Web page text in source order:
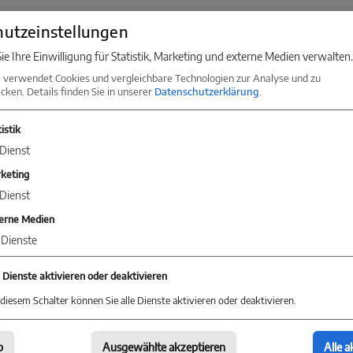
beim Wohnungsverkauf
sich, einenImmobilienexpertenmit dem
Sie jemanden, der sich rechtlich auskennt und
hilft. Denn wenn Sie einen passenden
schwerfallen stichhaltige Argumente gegen
Ihre Einwilligung für Statistik, Marketing und externe Medien verwalten.
Cookies und vergleichbare Technologien zur Analyse und zu
Details finden Sie in unserer Datenschutzerklärung.
Dienst
Dienst
Medien
Dienste
Dienste aktivieren oder deaktivieren
Schalter können Sie alle Dienste aktivieren oder deaktivieren.
Ausgewählte akzeptieren Alle